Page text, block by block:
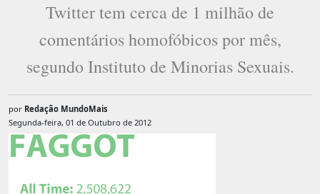
Twitter tem cerca de 1 milhão de
comentários homofóbicos por mês,
segundo Instituto de Minorias Sexuais.
por Redação MundoMais
Segunda-feira, 01 de Outubro de 2012